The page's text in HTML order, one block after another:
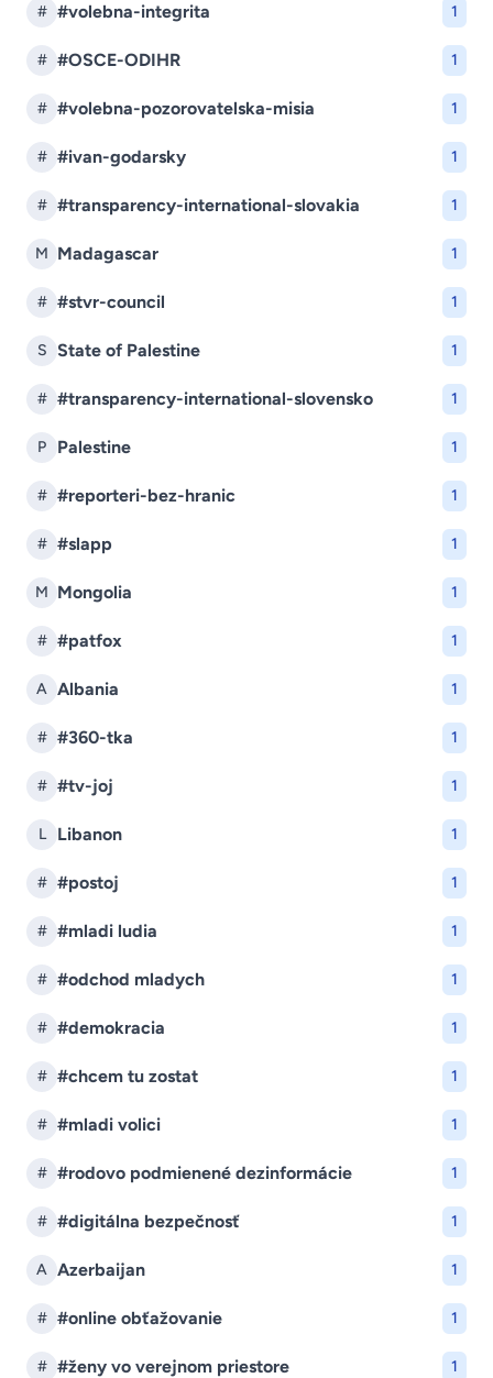
# #volebna-integrita 1
# #OSCE-ODIHR 1
# #volebna-pozorovatelska-misia 1
# #ivan-godarsky 1
# #transparency-international-slovakia 1
M Madagascar 1
# #stvr-council 1
S State of Palestine 1
# #transparency-international-slovensko 1
P Palestine 1
# #reporteri-bez-hranic 1
# #slapp 1
M Mongolia 1
# #patfox 1
A Albania 1
# #360-tka 1
# #tv-joj 1
L Libanon 1
# #postoj 1
# #mladi ludia 1
# #odchod mladych 1
# #demokracia 1
# #chcem tu zostat 1
# #mladi volici 1
# #rodovo podmienené dezinformácie 1
# #digitálna bezpečnosť 1
A Azerbaijan 1
# #online obťažovanie 1
# #ženy vo verejnom priestore 1